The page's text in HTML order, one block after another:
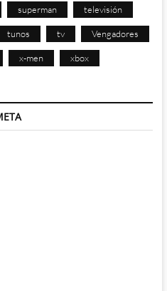
superman televisión
tunos tv Vengadores
x-men xbox